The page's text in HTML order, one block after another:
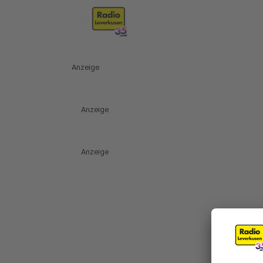
Anzeige
Anzeige
Anzeige